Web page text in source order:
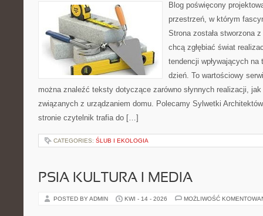
Blog poświęcony
przestrzeń, w którym
Strona została stworzona
chcą zgłębiać świat
tendencji wpływających
dzień. To wartościowy
można znaleźć teksty dotyczące zarówno słynnych realizacji,
związanych z urządzaniem domu. Polecamy Sylwetki
stronie czytelnik trafia do […]
CATEGORIES: ŚLUB I EKOLOGIA
PSIA KULTURA I MEDIA
POSTED BY ADMIN KWI - 14 - 2026 MOŻLIWOŚĆ